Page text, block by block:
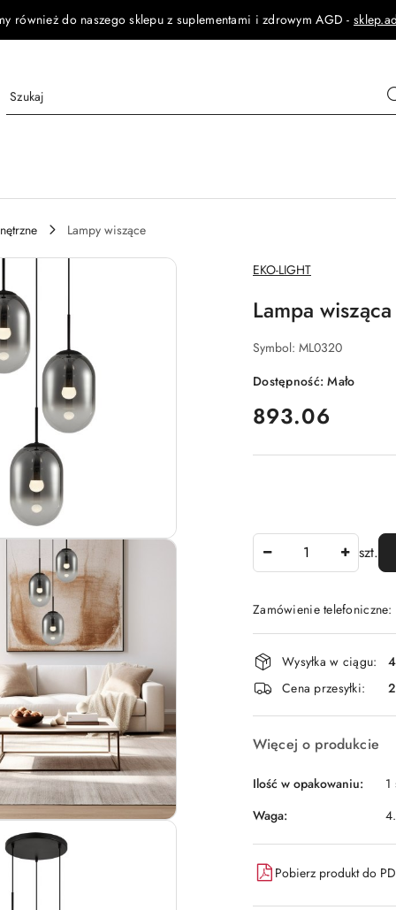
również do naszego sklepu z suplementami i zdrowym AGD -
Lampy wiszące
NAZWA
PRODUCENTA:
EKO-LIGHT
Lampa
Symbol: ML0320
Dostępność:Mało
cena:
893.06
szt.
Zamówienie
Dostępność
i
dostawa
Wysyłka w ciągu:
Cena przesyłki:
Więcej o produkcie
Ilość w opakowaniu:
1
Waga:
Pobierz produkt do